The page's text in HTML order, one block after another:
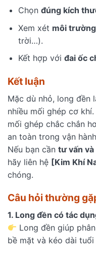
Chọn đúng kích
Xem xét môi
trời…).
Kết hợp với đai ốc
Kết luận
Mặc dù nhỏ, long đền
nhiều mối ghép cơ
mối ghép chắc chắn
an toàn trong vận
Nếu bạn cần tư vấn
hãy liên hệ [Kim Khí
chóng.
Câu hỏi thường
1. Long đền có tác
Long đền giúp
bề mặt và kéo dài